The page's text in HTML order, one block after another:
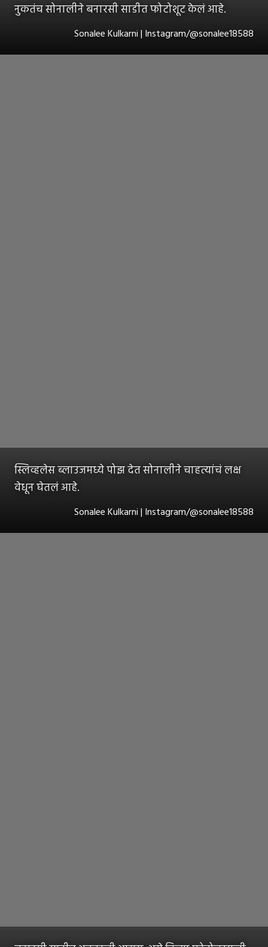
नुकतंच सोनालीने बनारसी साडीत फोटोशूट केलं आहे.
Sonalee Kulkarni | Instagram/@sonalee18588
स्लिव्हलेस ब्लाउजमध्ये पोझ देत सोनालीने चाहत्यांचं लक्ष
वेधून घेतलं आहे.
Sonalee Kulkarni | Instagram/@sonalee18588